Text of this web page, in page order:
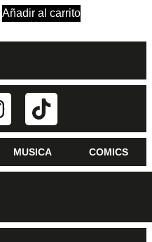
Añadir al carrito
MUSICA COMICS